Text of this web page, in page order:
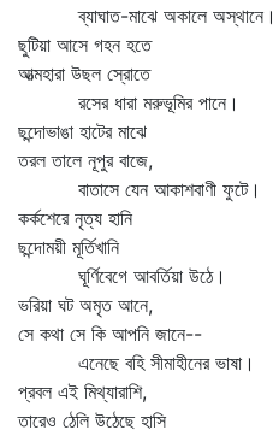
ব্যাঘাত-মাঝে অকালে অস্থানে।
ছুটিয়া আসে গহন হতে
আত্মহারা উছল স্রোতে
রসের ধারা মরুভূমির পানে।
ছন্দোভাঙা হাটের মাঝে
তরল তালে নূপুর বাজে,
বাতাসে যেন আকাশবাণী ফুটে।
কর্কশেরে নৃত্য হানি
ছন্দোময়ী মূর্তিখানি
ঘূর্ণিবেগে আবর্তিয়া উঠে।
ভরিয়া ঘট অমৃত আনে,
সে কথা সে কি আপনি জানে--
এনেছে বহি সীমাহীনের ভাষা।
প্রবল এই মিথ্যারাশি,
তারেও ঠেলি উঠেছে হাসি